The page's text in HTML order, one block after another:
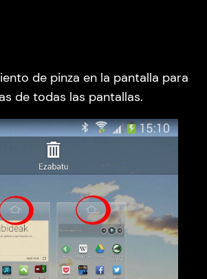
de pinza en la pantalla para
de todas las pantallas.